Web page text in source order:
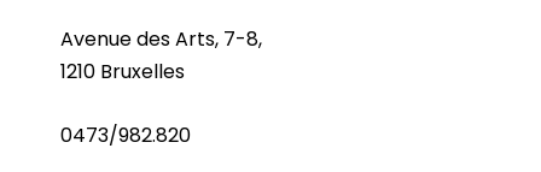
Avenue des Arts, 7-8,
1210 Bruxelles
0473/982.820